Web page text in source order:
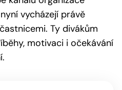
vycházejí právě
Ty divákům
motivaci i očekávání